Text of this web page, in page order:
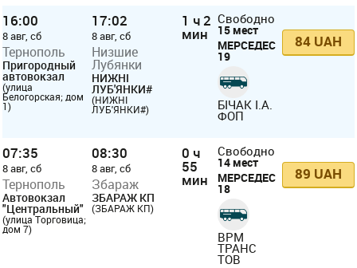
16:00
8 авг, сб
Тернополь
Пригородный
автовокзал
(улица
Белогорская; дом
1)
17:02
8 авг, сб
Низшие
Лубянки
НИЖНІ
ЛУБ'ЯНКИ#
(НИЖНІ
ЛУБ'ЯНКИ#)
1 ч 2
мин
Свободно
15 мест
МЕРСЕДЕС
19
БІЧАК І.А.
ФОП
84 UAH
07:35
8 авг, сб
Тернополь
Автовокзал
"Центральный"
(улица Торговица;
дом 7)
08:30
8 авг, сб
Збараж
ЗБАРАЖ КП
(ЗБАРАЖ КП)
0 ч
55
мин
Свободно
14 мест
МЕРСЕДЕС
18
ВРМ
ТРАНС
ТОВ
89 UAH